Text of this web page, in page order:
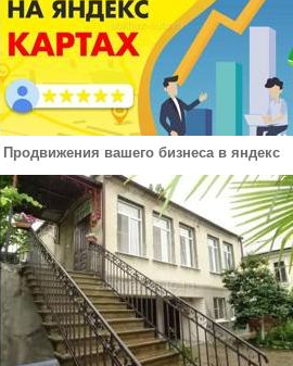
Продвижения вашего бизнеса в яндекс